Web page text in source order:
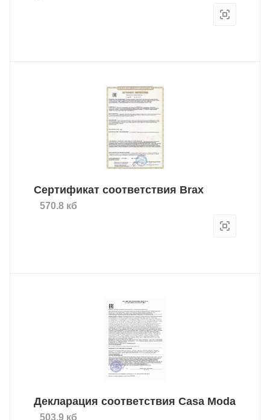
Сертификат соответствия Brax
570.8 кб
Декларация соответствия Casa Moda
503.9 кб